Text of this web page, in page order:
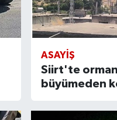
ASAYIŞ
Siirt'te orman
büyümeden